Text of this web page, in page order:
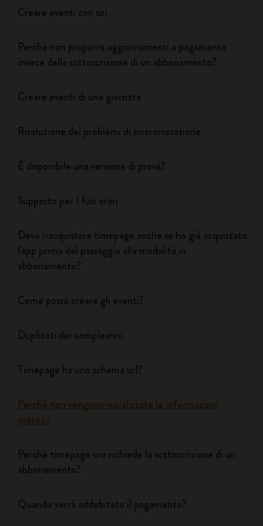
Creare eventi con siri
Perché non proporre aggiornamenti a pagamento
invece della sottoscrizione di un abbonamento?
Creare eventi di una giornata
Risoluzione dei problemi di sincronizzazione
È disponibile una versione di prova?
Supporto per I fusi orari
Devo riacquistare timepage anche se ho già acquistato
l'app prima del passaggio alla modalità in
abbonamento?
Come posso creare gli eventi?
Duplicati dei compleanni
Timepage ha uno schema url?
Perché non vengono visualizzate le informazioni
meteo?
Perché timepage ora richiede la sottoscrizione di un
abbonamento?
Quando verrà addebitato il pagamento?